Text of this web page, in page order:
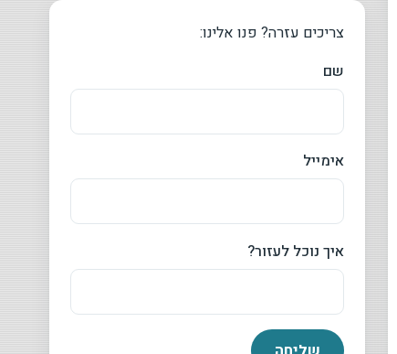
צריכים עזרה? פנו אלינו:
שם
אימייל
איך נוכל לעזור?